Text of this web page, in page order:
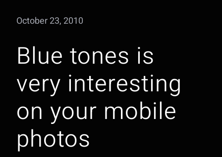
October 23, 2010
Blue tones is
very interesting
on your mobile
photos